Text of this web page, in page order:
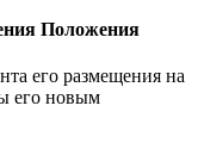
Положения
его размещения на
его новым